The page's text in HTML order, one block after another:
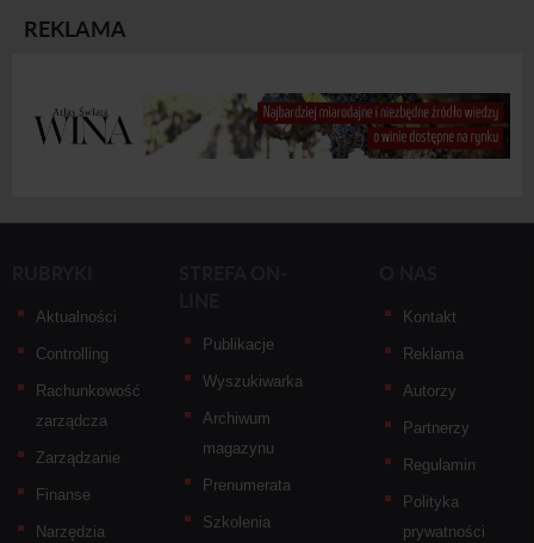
REKLAMA
Aktualności
Controlling
Rachunkowość
zarządcza
Zarządzanie
Finanse
Narzędzia
Publikacje
Wyszukiwarka
Archiwum
magazynu
Prenumerata
Szkolenia
Kontakt
Reklama
Autorzy
Partnerzy
Regulamin
Polityka
prywatności